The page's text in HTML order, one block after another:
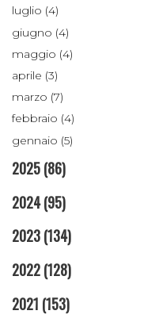
luglio (4)
giugno (4)
maggio (4)
aprile (3)
marzo (7)
febbraio (4)
gennaio (5)
2025(86)
2024(95)
2023(134)
2022(128)
2021 (153)